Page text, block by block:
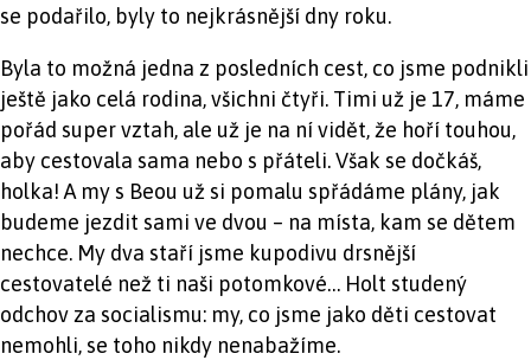
se podařilo, byly to nejkrásnější dny roku.
Byla to možná jedna z posledních cest, co jsme podnikli
ještě jako celá rodina, všichni čtyři. Timi už je 17, máme
pořád super vztah, ale už je na ní vidět, že hoří touhou,
aby cestovala sama nebo s přáteli. Však se dočkáš,
holka! A my s Beou už si pomalu spřádáme plány, jak
budeme jezdit sami ve dvou – na místa, kam se dětem
nechce. My dva staří jsme kupodivu drsnější
cestovatelé než ti naši potomkové… Holt studený
odchov za socialismu: my, co jsme jako děti cestovat
nemohli, se toho nikdy nenabažíme.